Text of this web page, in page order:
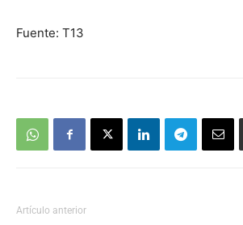
Fuente: T13
Artículo anterior